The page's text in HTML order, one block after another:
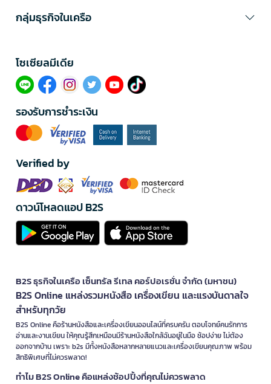
กลุ่มธุรกิจในเครือ
โซเซียลมีเดีย​
รองรับการชำระเงิน
Verified by
ดาวน์โหลดแอป B2S
B2S ธุรกิจในเครือ เซ็นทรัล รีเทล คอร์ปอเรชั่น จำกัด (มหาชน)
B2S Online แหล่งรวมหนังสือ เครื่องเขียน และแรงบันดาลใจ
สำหรับทุกวัย
B2S Online คือร้านหนังสือและเครื่องเขียนออนไลน์ที่ครบครัน ตอบโจทย์คนรักการ
อ่านและงานเขียน ให้คุณรู้สึกเหมือนมีร้านหนังสือใกล้ฉันอยู่ในมือ ช้อปง่าย ไม่ต้อง
ออกจากบ้าน เพราะ b2s มีทั้งหนังสือหลากหลายแนวและเครื่องเขียนคุณภาพ พร้อม
สิทธิพิเศษที่ไม่ควรพลาด!
ทำไม B2S Online คือแหล่งช้อปปิ้งที่คุณไม่ควรพลาด